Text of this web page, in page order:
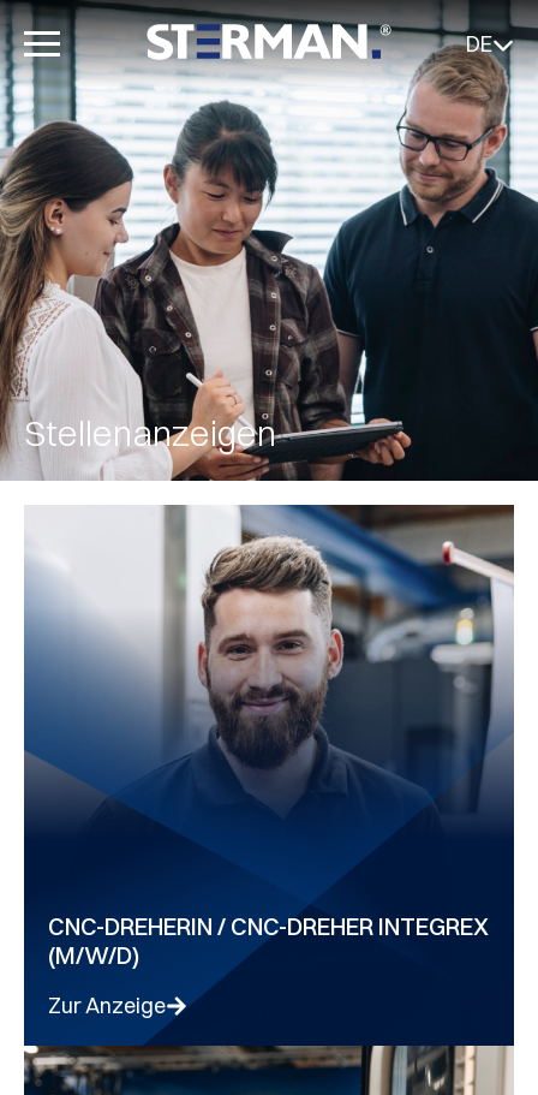
DE
Stellenanzeigen
CNC-DREHERIN / CNC-DREHER INTEGREX
(M/W/D)
Zur Anzeige